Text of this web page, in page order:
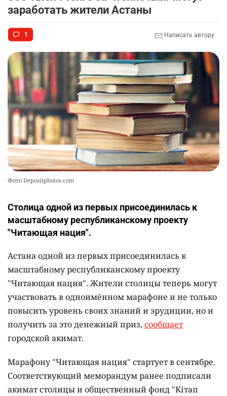
заработать жители Астаны
1 Написать автору
Фото Depositphotos.com
Столица одной из первых присоединилась к
масштабному республиканскому проекту
"Читающая нация".
Астана одной из первых присоединилась к
масштабному республиканскому проекту
"Читающая нация". Жители столицы теперь могут
участвовать в одноимённом марафоне и не только
повысить уровень своих знаний и эрудиции, но и
получить за это денежный приз, сообщает
городской акимат.
Марафону "Читающая нация" стартует в сентябре.
Соответствующий меморандум ранее подписали
акимат столицы и общественный фонд "Кітап